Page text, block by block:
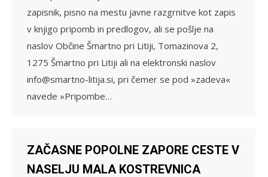
zapisnik, pisno na mestu javne razgrnitve kot zapis
v knjigo pripomb in predlogov, ali se pošlje na
naslov Občine Šmartno pri Litiji, Tomazinova 2,
1275 Šmartno pri Litiji ali na elektronski naslov
info@smartno-litija.si, pri čemer se pod »zadeva«
navede »Pripombe…
ZAČASNE POPOLNE ZAPORE CESTE V
NASELJU MALA KOSTREVNICA